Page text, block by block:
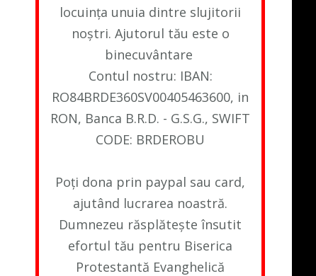
locuința unuia dintre slujitorii
noștri. Ajutorul tău este o
binecuvântare
Contul nostru: IBAN:
RO84BRDE360SV00405463600, in
RON, Banca B.R.D. - G.S.G., SWIFT
CODE: BRDEROBU
Poți dona prin paypal sau card,
ajutând lucrarea noastră.
Dumnezeu răsplătește însutit
efortul tău pentru Biserica
Protestantă Evanghelică